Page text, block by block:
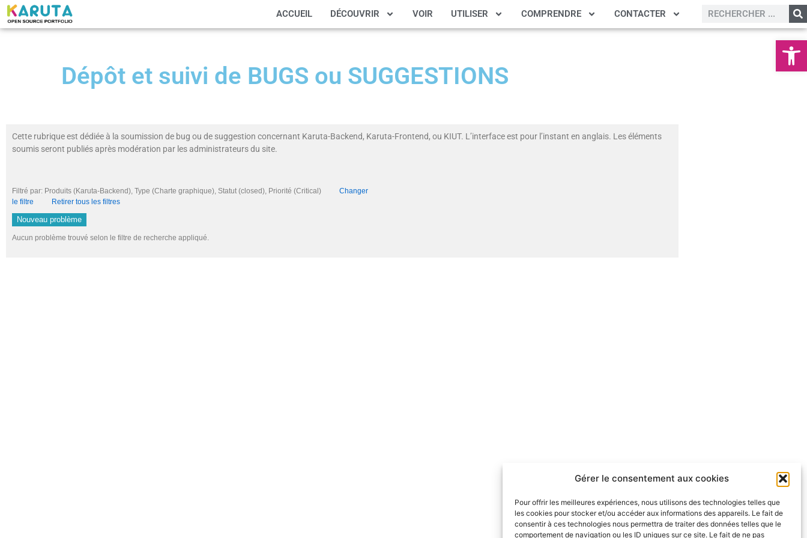
Ouvrir
Gérer le consentement aux cookies
Pour offrir les meilleures expériences, nous utilisons des technologies telles que
les cookies pour stocker et/ou accéder aux informations des appareils. Le fait de
consentir à ces technologies nous permettra de traiter des données telles que le
comportement de navigation ou les ID uniques sur ce site. Le fait de ne pas
ACCUEIL DÉCOUVRIR VOIR UTILISER COMPRENDRE CONTACTER
Dépôt et suivi de BUGS ou SUGGESTIONS
Cette rubrique est dédiée à la soumission de bug ou de suggestion concernant Karuta-Backend, Karuta-Frontend, ou KIUT. L’interface est pour l’instant en anglais. Les éléments
soumis seront publiés après modération par les administrateurs du site.
Filtré par: Produits (Karuta-Backend), Type (Charte graphique), Statut (closed), Priorité (Critical) Changer
le filtre
Retirer tous les filtres
Nouveau problème
Aucun problème trouvé selon le filtre de recherche appliqué.